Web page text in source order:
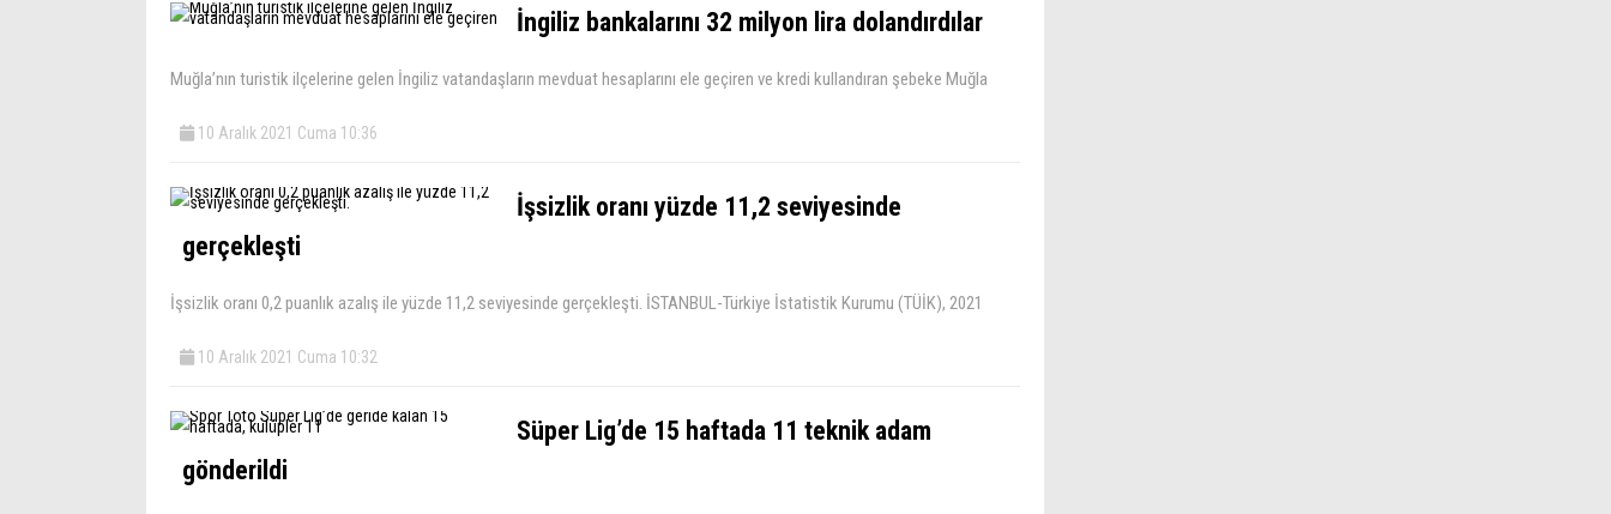
İngiliz bankalarını 32 milyon lira dolandırdılar
Muğla’nın turistik ilçelerine gelen İngiliz vatandaşların mevduat hesaplarını ele geçiren ve kredi kullandıran şebeke Muğla
10 Aralık 2021 Cuma 10:36
İşsizlik oranı yüzde 11,2 seviyesinde
gerçekleşti
İşsizlik oranı 0,2 puanlık azalış ile yüzde 11,2 seviyesinde gerçekleşti. İSTANBUL-Türkiye İstatistik Kurumu (TÜİK), 2021
10 Aralık 2021 Cuma 10:32
Süper Lig’de 15 haftada 11 teknik adam
gönderildi